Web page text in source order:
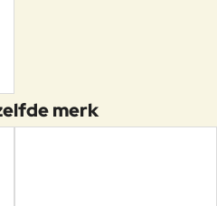
merk